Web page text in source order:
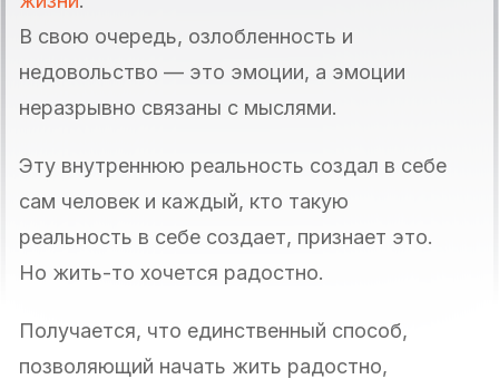
В свою очередь, озлобленность и
недовольство — это эмоции, а эмоции
неразрывно связаны с мыслями.
Эту внутреннюю реальность создал в себе
сам человек и каждый, кто такую
реальность в себе создает, признает это.
Но жить-то хочется радостно.
Получается, что единственный способ,
позволяющий начать жить радостно,